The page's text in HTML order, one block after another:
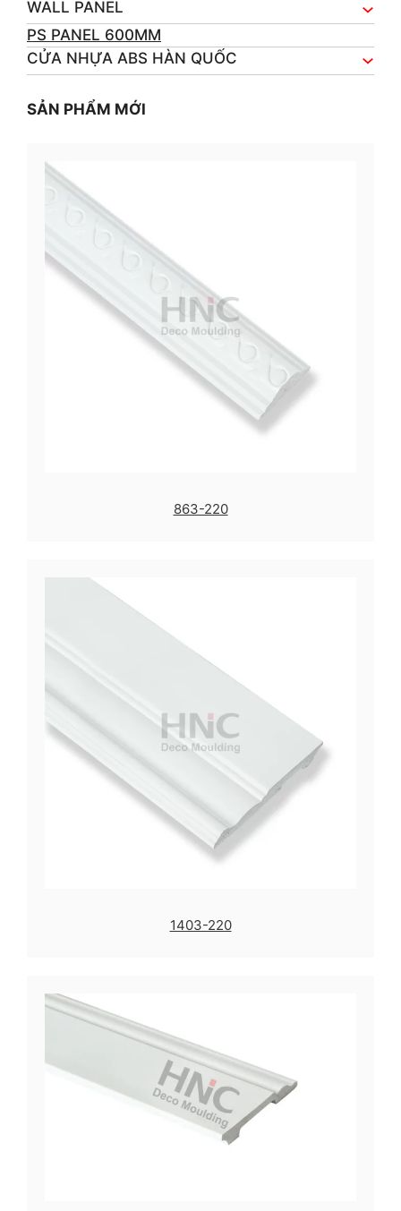
WALL PANEL
PS PANEL 600MM
CỬA NHỰA ABS HÀN QUỐC
SẢN PHẨM MỚI
863-220
1403-220